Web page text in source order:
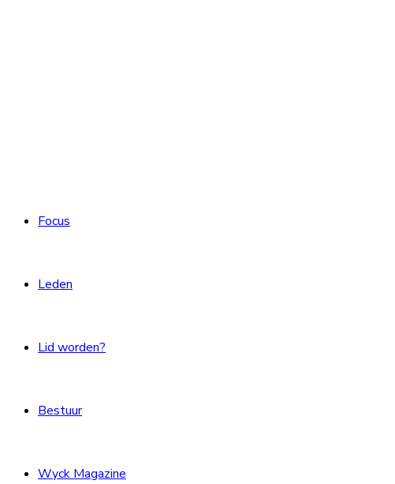
Focus
Leden
Lid worden?
Bestuur
Wyck Magazine